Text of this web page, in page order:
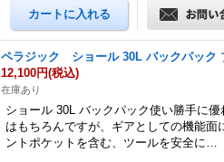
ペラジック ショール 30L バックパック
12,100円(税込)
在庫あり
ショール 30L バックパック使い勝手に
はもちろんですが、ギアとしての機能
ントポケットを含む、ツールを安全に…